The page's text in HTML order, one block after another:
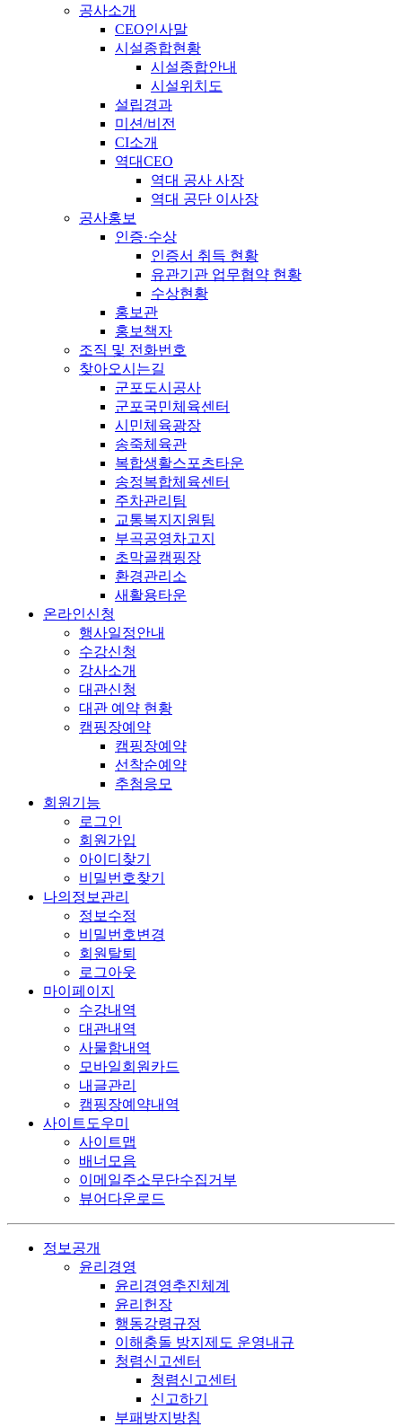
공사소개
CEO인사말
시설종합현황
시설종합안내
시설위치도
설립경과
미션/비전
CI소개
역대CEO
역대 공사 사장
역대 공단 이사장
공사홍보
인증·수상
인증서 취득 현황
유관기관 업무협약 현황
수상현황
홍보관
홍보책자
조직 및 전화번호
찾아오시는길
군포도시공사
군포국민체육센터
시민체육광장
송죽체육관
복합생활스포츠타운
송정복합체육센터
주차관리팀
교통복지지원팀
부곡공영차고지
초막골캠핑장
환경관리소
새활용타운
온라인신청
행사일정안내
수강신청
강사소개
대관신청
대관 예약 현황
캠핑장예약
캠핑장예약
선착순예약
추첨응모
회원기능
로그인
회원가입
아이디찾기
비밀번호찾기
나의정보관리
정보수정
비밀번호변경
회원탈퇴
로그아웃
마이페이지
수강내역
대관내역
사물함내역
모바일회원카드
내글관리
캠핑장예약내역
사이트도우미
사이트맵
배너모음
이메일주소무단수집거부
뷰어다운로드
정보공개
윤리경영
윤리경영추진체계
윤리헌장
행동강령규정
이해충돌 방지제도 운영내규
청렴신고센터
청렴신고센터
신고하기
부패방지방침